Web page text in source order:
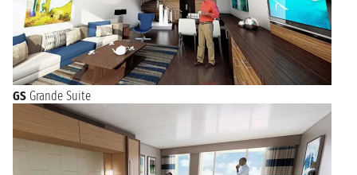
GS Grande Suite